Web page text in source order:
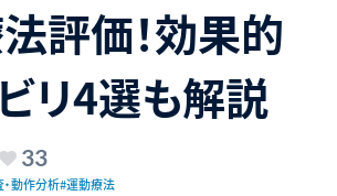
評価！効果的
リ4選も解説
33
動作分析#運動療法